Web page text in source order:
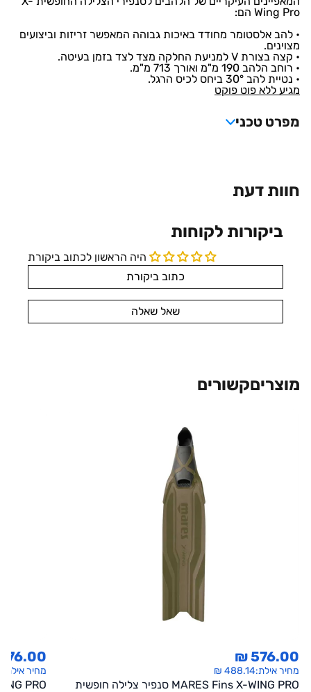
Wing Pro הם:
• להב אלסטומר מחודד באיכות גבוהה המאפשר זריזות וביצועים
מצוינים.
• קצה בצורת V למניעת החלקה מצד לצד בזמן בעיטה.
• רוחב הלהב 190 מ"מ ואורך 713 מ"מ.
• נטיית להב 30° ביחס לכיס הרגל.
מגיע ללא פוט פוקט
מפרט טכני
חוות דעת
ביקורות לקוחות
היה הראשון לכתוב ביקורת
כתוב ביקורת
שאל שאלה
מוצריםקשורים
MARES Fins X-WING PRO סנפיר צלילה חופשית
מחיר אילת:488.14 ₪
576.00 ₪
מחיר אילת:
₪